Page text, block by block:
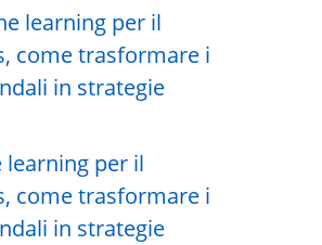
learning per il
come trasformare i
in strategie